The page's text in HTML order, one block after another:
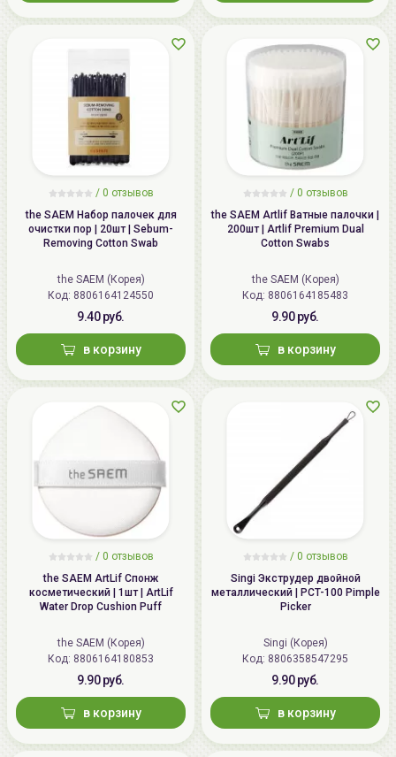
/ 0 отзывов
the SAEM Набор палочек для
очистки пор | 20шт | Sebum-
Removing Cotton Swab
the SAEM (Корея)
Код: 8806164124550
9.40 руб.
в корзину
/ 0 отзывов
the SAEM Artlif Ватные палочки |
200шт | Artlif Premium Dual
Cotton Swabs
the SAEM (Корея)
Код: 8806164185483
9.90 руб.
в корзину
/ 0 отзывов
the SAEM ArtLif Спонж
косметический | 1шт | ArtLif
Water Drop Cushion Puff
the SAEM (Корея)
Код: 8806164180853
9.90 руб.
в корзину
/ 0 отзывов
Singi Экструдер двойной
металлический | PCT-100 Pimple
Picker
Singi (Корея)
Код: 8806358547295
9.90 руб.
в корзину